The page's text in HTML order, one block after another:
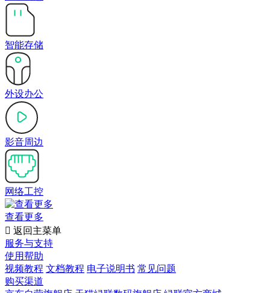
智能存储
外设办公
影音周边
网络工控
查看更多
 返回主菜单
服务与支持
使用帮助
视频教程 文档教程 电子说明书 常见问题
购买渠道